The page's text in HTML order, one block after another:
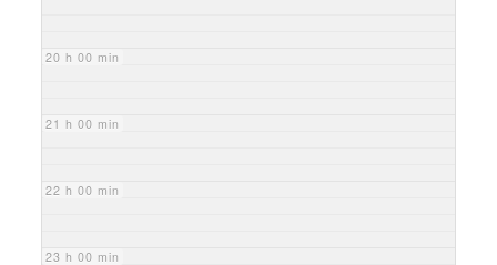
20 h 00 min
21 h 00 min
22 h 00 min
23 h 00 min